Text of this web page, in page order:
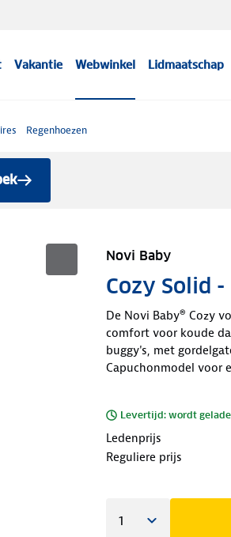
Vakantie Webwinkel Lidmaatschap
Regenhoezen
Novi Baby
Cozy Solid
De Novi Baby® Cozy
comfort voor koude
buggy's, met
Capuchonmodel voor
Levertijd: wordt
Ledenprijs
Reguliere prijs